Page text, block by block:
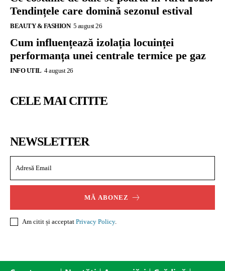
Tendințele care domină sezonul estival
BEAUTY & FASHION 5 august 26
Cum influențează izolația locuinței
performanța unei centrale termice pe gaz
INFO UTIL 4 august 26
CELE MAI CITITE
NEWSLETTER
MĂ ABONEZ
Am citit și acceptat Privacy Policy.